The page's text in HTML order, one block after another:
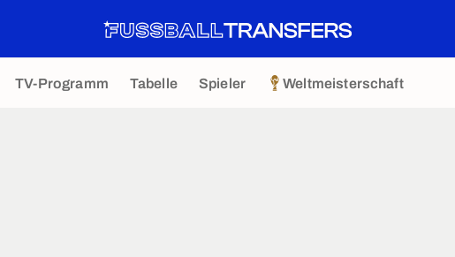
TV-Programm Tabelle Spieler Weltmeisterschaft